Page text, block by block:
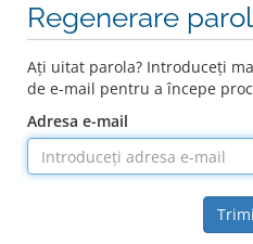
Regenerare
Ați uitat parola? Introduceți
de e-mail pentru a începe
Adresa e-mail